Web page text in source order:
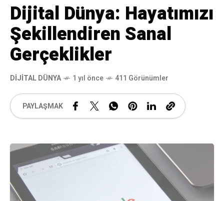
Dijital Dünya: Hayatımızı
Şekillendiren Sanal
Gerçeklikler
DIJITAL DÜNYA 1 yıl önce 411 Görünümler
PAYLAŞMAK